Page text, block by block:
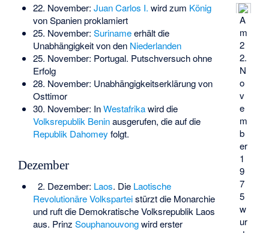
A
m
2
2.
N
o
v
e
m
b
er
1
9
7
5
w
ur
22. November: Juan Carlos I. wird zum König
von Spanien proklamiert
25. November: Surinameerhält die
Unabhängigkeit von den Niederlanden
25. November: Portugal. Putschversuch ohne
Erfolg
28. November: Unabhängigkeitserklärung von
Osttimor
30. November: InWestafrikawird die
Volksrepublik Beninausgerufen, die auf die
Republik Dahomey folgt.
Dezember
2. Dezember: Laos. Die Laotische
Revolutionäre Volksparteistürzt die Monarchie
und ruft die Demokratische Volksrepublik Laos
aus. Prinz Souphanouvongwird erster